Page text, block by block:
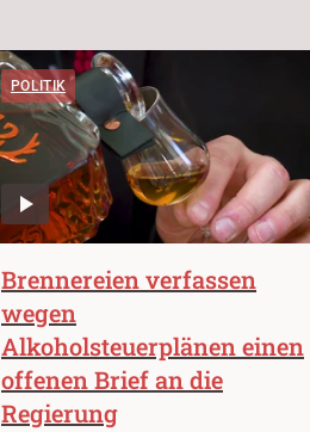
POLITIK
Brennereien verfassen
wegen
Alkoholsteuerplänen einen
offenen Brief an die
Regierung